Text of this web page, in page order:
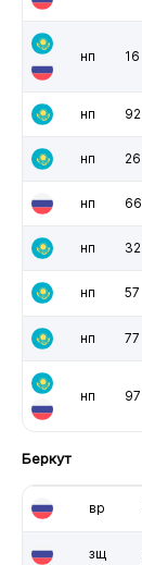
нп 16
нп 92
нп 26
нп 66
нп 32
нп 57
нп 77
нп 97
Беркут
вр
зщ